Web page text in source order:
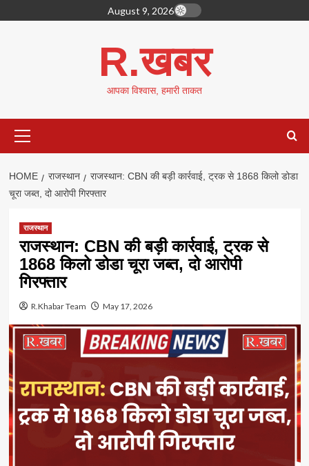
to
August 9, 2026
R.खबर
आपका विश्वास, हमारी ताकत
Menu
HOME राजस्थान
राजस्थान: CBN की बड़ी कार्रवाई, ट्रक से 1868 किलो डोडा
चूरा जब्त, दो आरोपी गिरफ्तार
राजस्थान
राजस्थान: CBN की बड़ी कार्रवाई, ट्रक से
1868 किलो डोडा चूरा जब्त, दो आरोपी
गिरफ्तार
R.Khabar Team May 17, 2026